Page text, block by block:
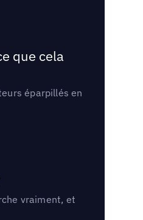
que cela
éparpillés en
vraiment, et